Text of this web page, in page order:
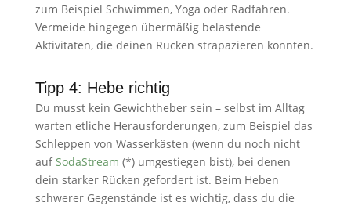
zum Beispiel Schwimmen, Yoga oder Radfahren.
Vermeide hingegen übermäßig belastende
Aktivitäten, die deinen Rücken strapazieren könnten.
Tipp 4: Hebe richtig
Du musst kein Gewichtheber sein – selbst im Alltag
warten etliche Herausforderungen, zum Beispiel das
Schleppen von Wasserkästen (wenn du noch nicht
auf SodaStream (*) umgestiegen bist), bei denen
dein starker Rücken gefordert ist. Beim Heben
schwerer Gegenstände ist es wichtig, dass du die